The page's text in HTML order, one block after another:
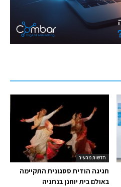
חדשות מהעיר
חגיגה הודית ססגונית התקיימה
באולם בית יוחנן בנתניה